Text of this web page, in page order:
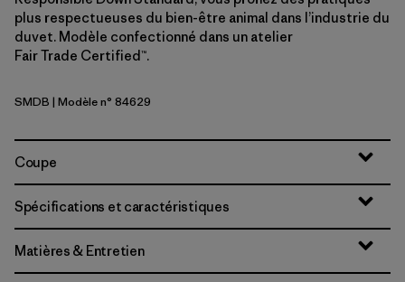
plus respectueuses du bien-être animal dans l’industrie du
duvet. Modèle confectionné dans un atelier
Fair Trade Certified™.
Smolder Blue
SMDB | Modèle n° 84629
Coupe
Spécifications et caractéristiques
Matières & Entretien